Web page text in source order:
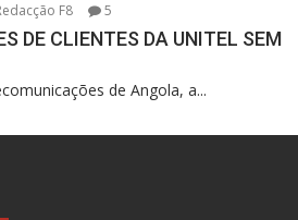
F8 5
DE CLIENTES DA UNITEL SEM
de Angola, a...